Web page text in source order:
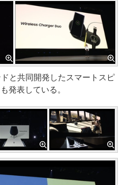
と共同開発したスマートスピ
発表している。